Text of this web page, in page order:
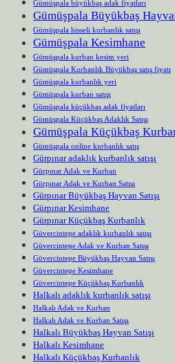
Gümüşpala büyükbaş adak fiyatları
Gümüşpala Büyükbaş
Gümüşpala hisseli kurbanlık satışı
Gümüşpala Kesimhane
Gümüşpala kurban kesim yeri
Gümüşpala Kurbanlık Büyükbaş satış fiyatı
Gümüşpala kurbanlık yeri
Gümüşpala kurban satışı
Gümüşpala küçükbaş adak fiyatları
Gümüşpala Küçükbaş Adaklık Satışı
Gümüşpala Küçükbaş
Gümüşpala online kurbanlık satış
Gürpınar adaklık kurbanlık satışı
Gürpınar Adak ve Kurban
Gürpınar Adak ve Kurban Satışı
Gürpınar Büyükbaş Hayvan Satışı
Gürpınar Kesimhane
Gürpınar Küçükbaş Kurbanlık
Güvercintepe adaklık kurbanlık satışı
Güvercintepe Adak ve Kurban Satışı
Güvercintepe Büyükbaş Hayvan Satışı
Güvercintepe Kesimhane
Güvercintepe Küçükbaş Kurbanlık
Halkalı adaklık kurbanlık satışı
Halkalı Adak ve Kurban
Halkalı Adak ve Kurban Satışı
Halkalı Büyükbaş Hayvan Satışı
Halkalı Kesimhane
Halkalı Küçükbaş Kurbanlık